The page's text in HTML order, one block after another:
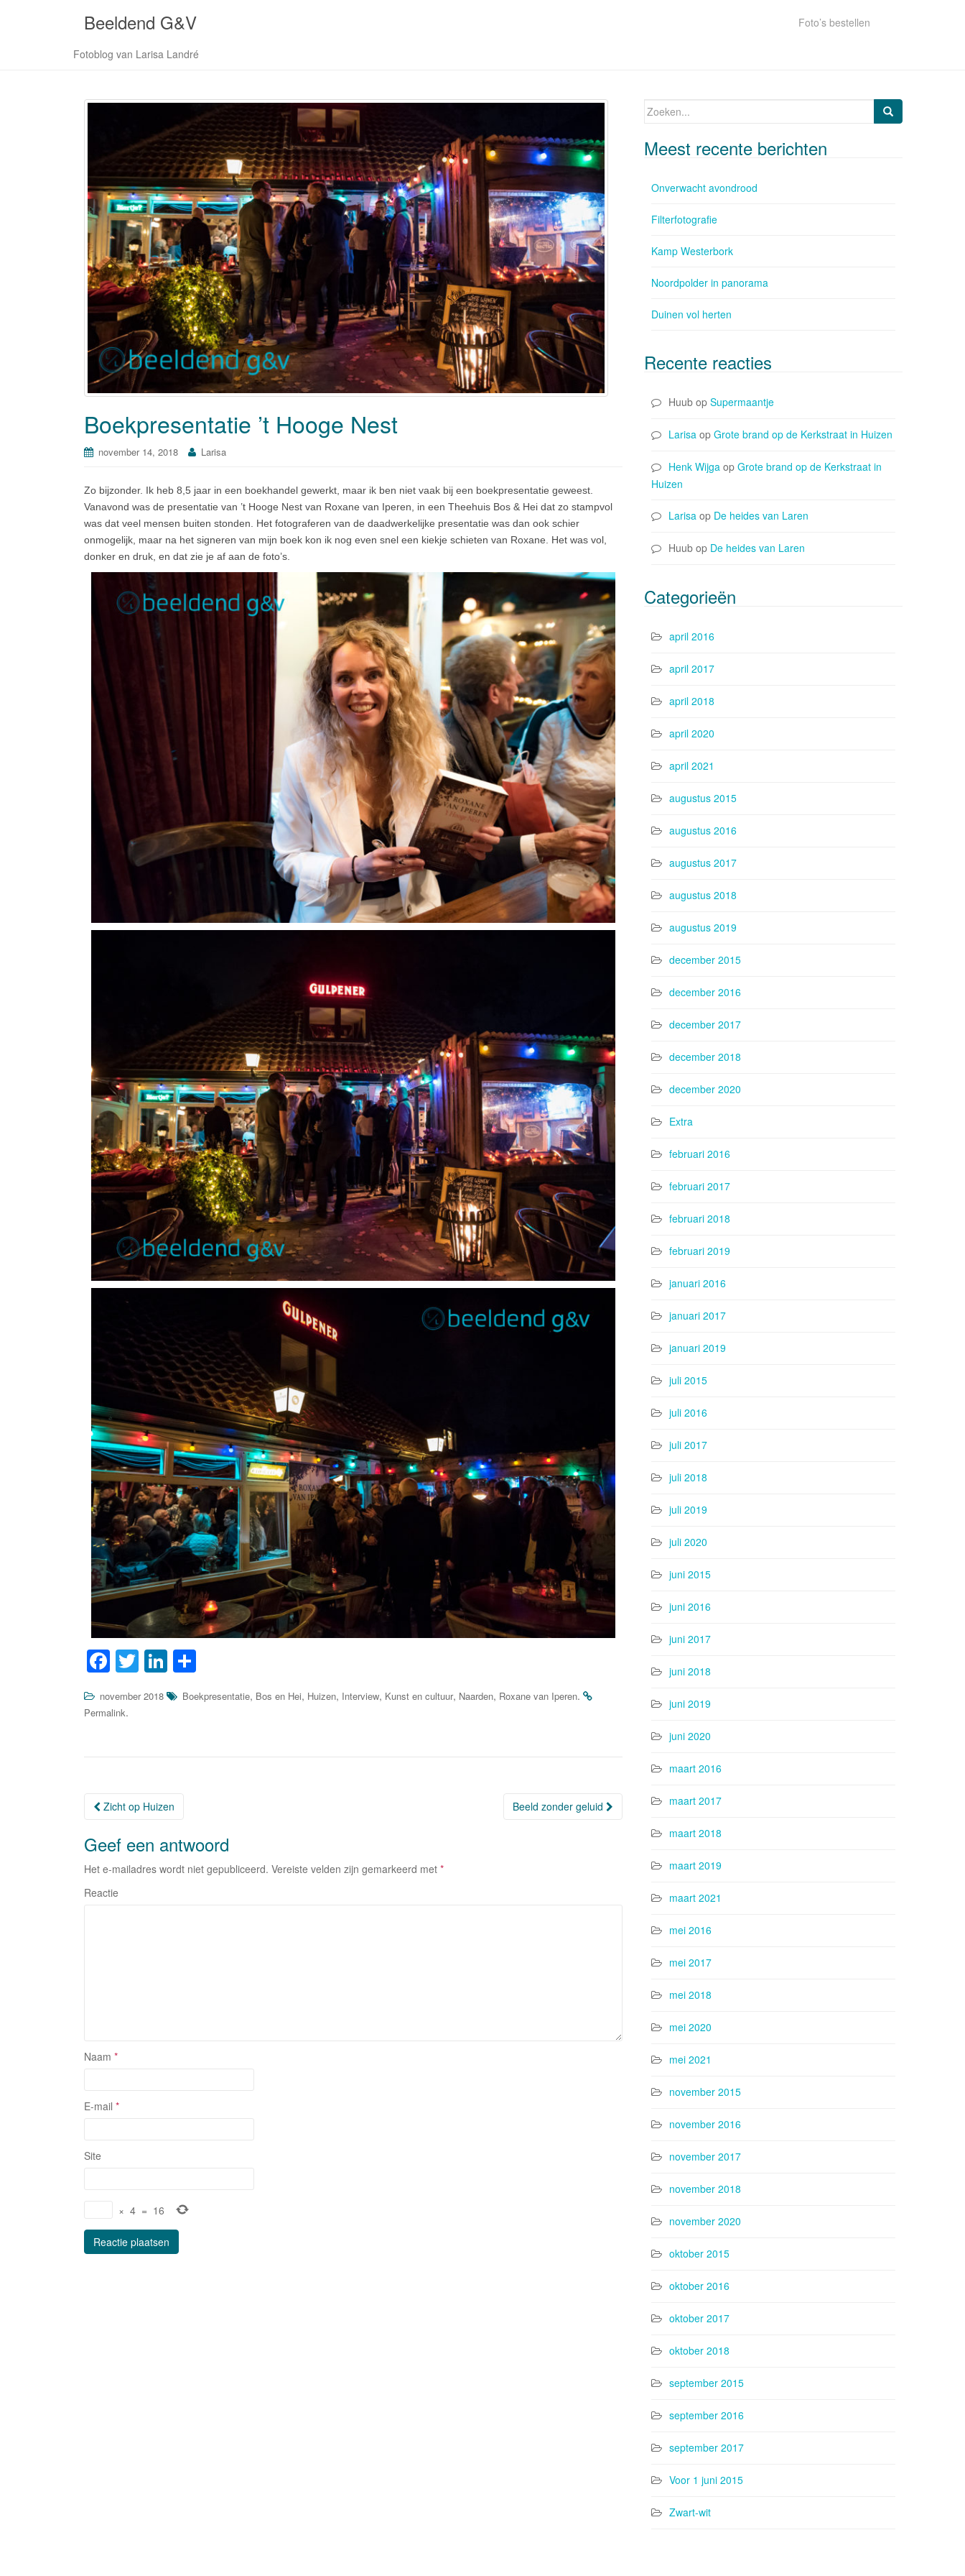
Beeldend G&V
Fotoblog van Larisa Landré
Foto’s bestellen
Boekpresentatie ’t Hooge Nest
november 14, 2018 Larisa
Zo bijzonder. Ik heb 8,5 jaar in een boekhandel gewerkt, maar ik ben niet vaak bij een boekpresentatie geweest.
Vanavond was de presentatie van ’t Hooge Nest van Roxane van Iperen, in een Theehuis Bos & Hei dat zo stampvol
was dat veel mensen buiten stonden. Het fotograferen van de daadwerkelijke presentatie was dan ook schier
onmogelijk, maar na het signeren van mijn boek kon ik nog even snel een kiekje schieten van Roxane. Het was vol,
donker en druk, en dat zie je af aan de foto’s.
F
c
o
T
tt
Li
k
e
november 2018 Boekpresentatie, Bos en Hei, Huizen, Interview, Kunst en cultuur, Naarden, Roxane van Iperen.
Permalink.
Berichtnavigatie
Zicht op Huizen Beeld zonder geluid
Geef een antwoord
Het e-mailadres wordt niet gepubliceerd. Vereiste velden zijn gemarkeerd met *
Reactie
Naam *
E-mail *
Site
× 4 = 16
Zoeken naar:
Meest recente berichten
Onverwacht avondrood
Filterfotografie
Kamp Westerbork
Noordpolder in panorama
Duinen vol herten
Recente reacties
Huub op Supermaantje
Larisa op Grote brand op de Kerkstraat in Huizen
Henk Wijga op Grote brand op de Kerkstraat in
Huizen
Larisa op De heides van Laren
Huub op De heides van Laren
Categorieën
april 2016
april 2017
april 2018
april 2020
april 2021
augustus 2015
augustus 2016
augustus 2017
augustus 2018
augustus 2019
december 2015
december 2016
december 2017
december 2018
december 2020
Extra
februari 2016
februari 2017
februari 2018
februari 2019
januari 2016
januari 2017
januari 2019
juli 2015
juli 2016
juli 2017
juli 2018
juli 2019
juli 2020
juni 2015
juni 2016
juni 2017
juni 2018
juni 2019
juni 2020
maart 2016
maart 2017
maart 2018
maart 2019
maart 2021
mei 2016
mei 2017
mei 2018
mei 2020
mei 2021
november 2015
november 2016
november 2017
november 2018
november 2020
oktober 2015
oktober 2016
oktober 2017
oktober 2018
september 2015
september 2016
september 2017
Voor 1 juni 2015
Zwart-wit